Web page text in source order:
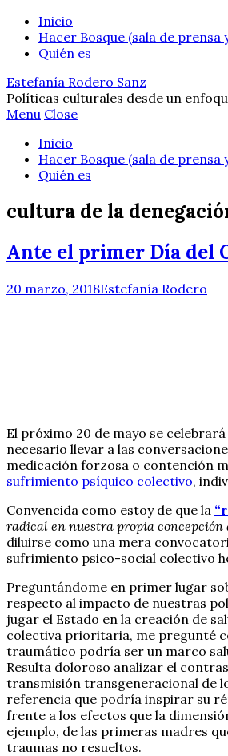
Inicio
Hacer Bosque (sala de prensa
Quién es
Estefanía Rodero Sanz
Políticas culturales desde un
Menu Close
Inicio
Hacer Bosque (sala de prensa
Quién es
cultura de la
Ante el primer Día del
20 marzo, 2018Estefanía Rodero
El próximo 20 de mayo se celebrará
necesario llevar a las
medicación forzosa o contención
sufrimiento psíquico colectivo,
Convencida como estoy de que la
radical en nuestra propia concepción
diluirse como una mera
sufrimiento psico-social colectivo
Preguntándome en primer lugar
respecto al impacto de nuestras
jugar el Estado en la creación de
colectiva prioritaria, me pregunté
traumático podría ser un marco
Resulta doloroso analizar el
transmisión transgeneracional de
referencia que podría inspirar su
frente a los efectos que la
ejemplo, de las primeras madres
traumas no resueltos.